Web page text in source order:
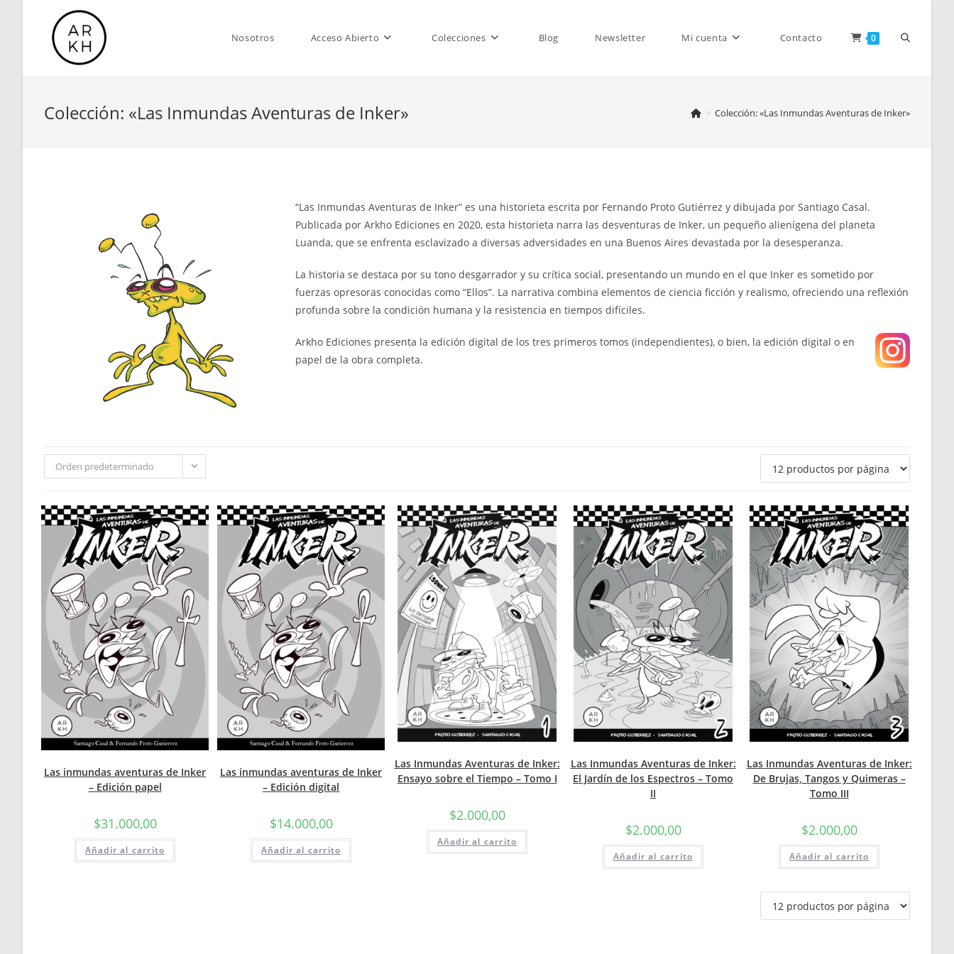
Nosotros Acceso Abierto Colecciones Blog Newsletter Mi cuenta Contacto 0 Alternar
búsqueda
web
Colección: «Las Inmundas Aventuras de Inker» > Colección: «Las Inmundas Aventuras de Inker»
“Las Inmundas Aventuras de Inker” es una historieta escrita por Fernando Proto Gutiérrez y dibujada por Santiago Casal.
Publicada por Arkho Ediciones en 2020, esta historieta narra las desventuras de Inker, un pequeño alienígena del planeta
Luanda, que se enfrenta esclavizado a diversas adversidades en una Buenos Aires devastada por la desesperanza.
La historia se destaca por su tono desgarrador y su crítica social, presentando un mundo en el que Inker es sometido por
fuerzas opresoras conocidas como “Ellos”. La narrativa combina elementos de ciencia ficción y realismo, ofreciendo una reflexión
profunda sobre la condición humana y la resistencia en tiempos difíciles.
Arkho Ediciones presenta la edición digital de los tres primeros tomos (independientes), o bien, la edición digital o en
papel de la obra completa.
Orden predeterminado
Las inmundas aventuras de Inker
– Edición papel
$31.000,00
Añadir al carrito
Las inmundas aventuras de Inker
– Edición digital
$14.000,00
Añadir al carrito
Las Inmundas Aventuras de Inker:
Ensayo sobre el Tiempo – Tomo I
$2.000,00
Añadir al carrito
Las Inmundas Aventuras de Inker:
El Jardín de los Espectros – Tomo
II
$2.000,00
Añadir al carrito
Las Inmundas Aventuras de Inker:
De Brujas, Tangos y Quimeras –
Tomo III
$2.000,00
Añadir al carrito